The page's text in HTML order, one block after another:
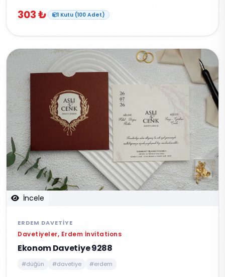
303 ₺ 1 Kutu (100 Adet)
İncele
ERDEM DAVETIYE
Davetiyeler, Erdem İnvitations
Ekonom Davetiye 9288
#düğün #davetiye #erdem